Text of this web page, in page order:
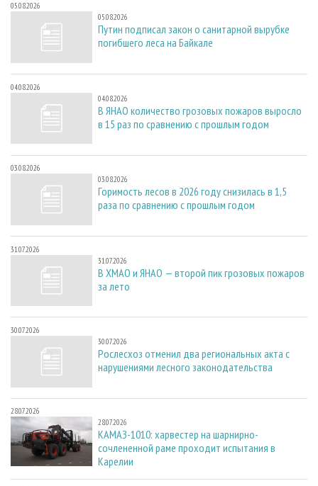
05.08.2026
05.08.2026
Путин подписал закон о санитарной вырубке
погибшего леса на Байкале
04.08.2026
04.08.2026
В ЯНАО количество грозовых пожаров выросло
в 15 раз по сравнению с прошлым годом
03.08.2026
03.08.2026
Горимость лесов в 2026 году снизилась в 1,5
раза по сравнению с прошлым годом
31.07.2026
31.07.2026
В ХМАО и ЯНАО — второй пик грозовых пожаров
за лето
30.07.2026
30.07.2026
Рослесхоз отменил два региональных акта с
нарушениями лесного законодательства
28.07.2026
28.07.2026
КАМАЗ-1010: харвестер на шарнирно-
сочлененной раме проходит испытания в
Карелии